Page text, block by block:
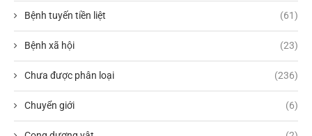
Bệnh tuyến tiền liệt (61)
Bệnh xã hội (23)
Chưa được phân loại (236)
Chuyển giới (6)